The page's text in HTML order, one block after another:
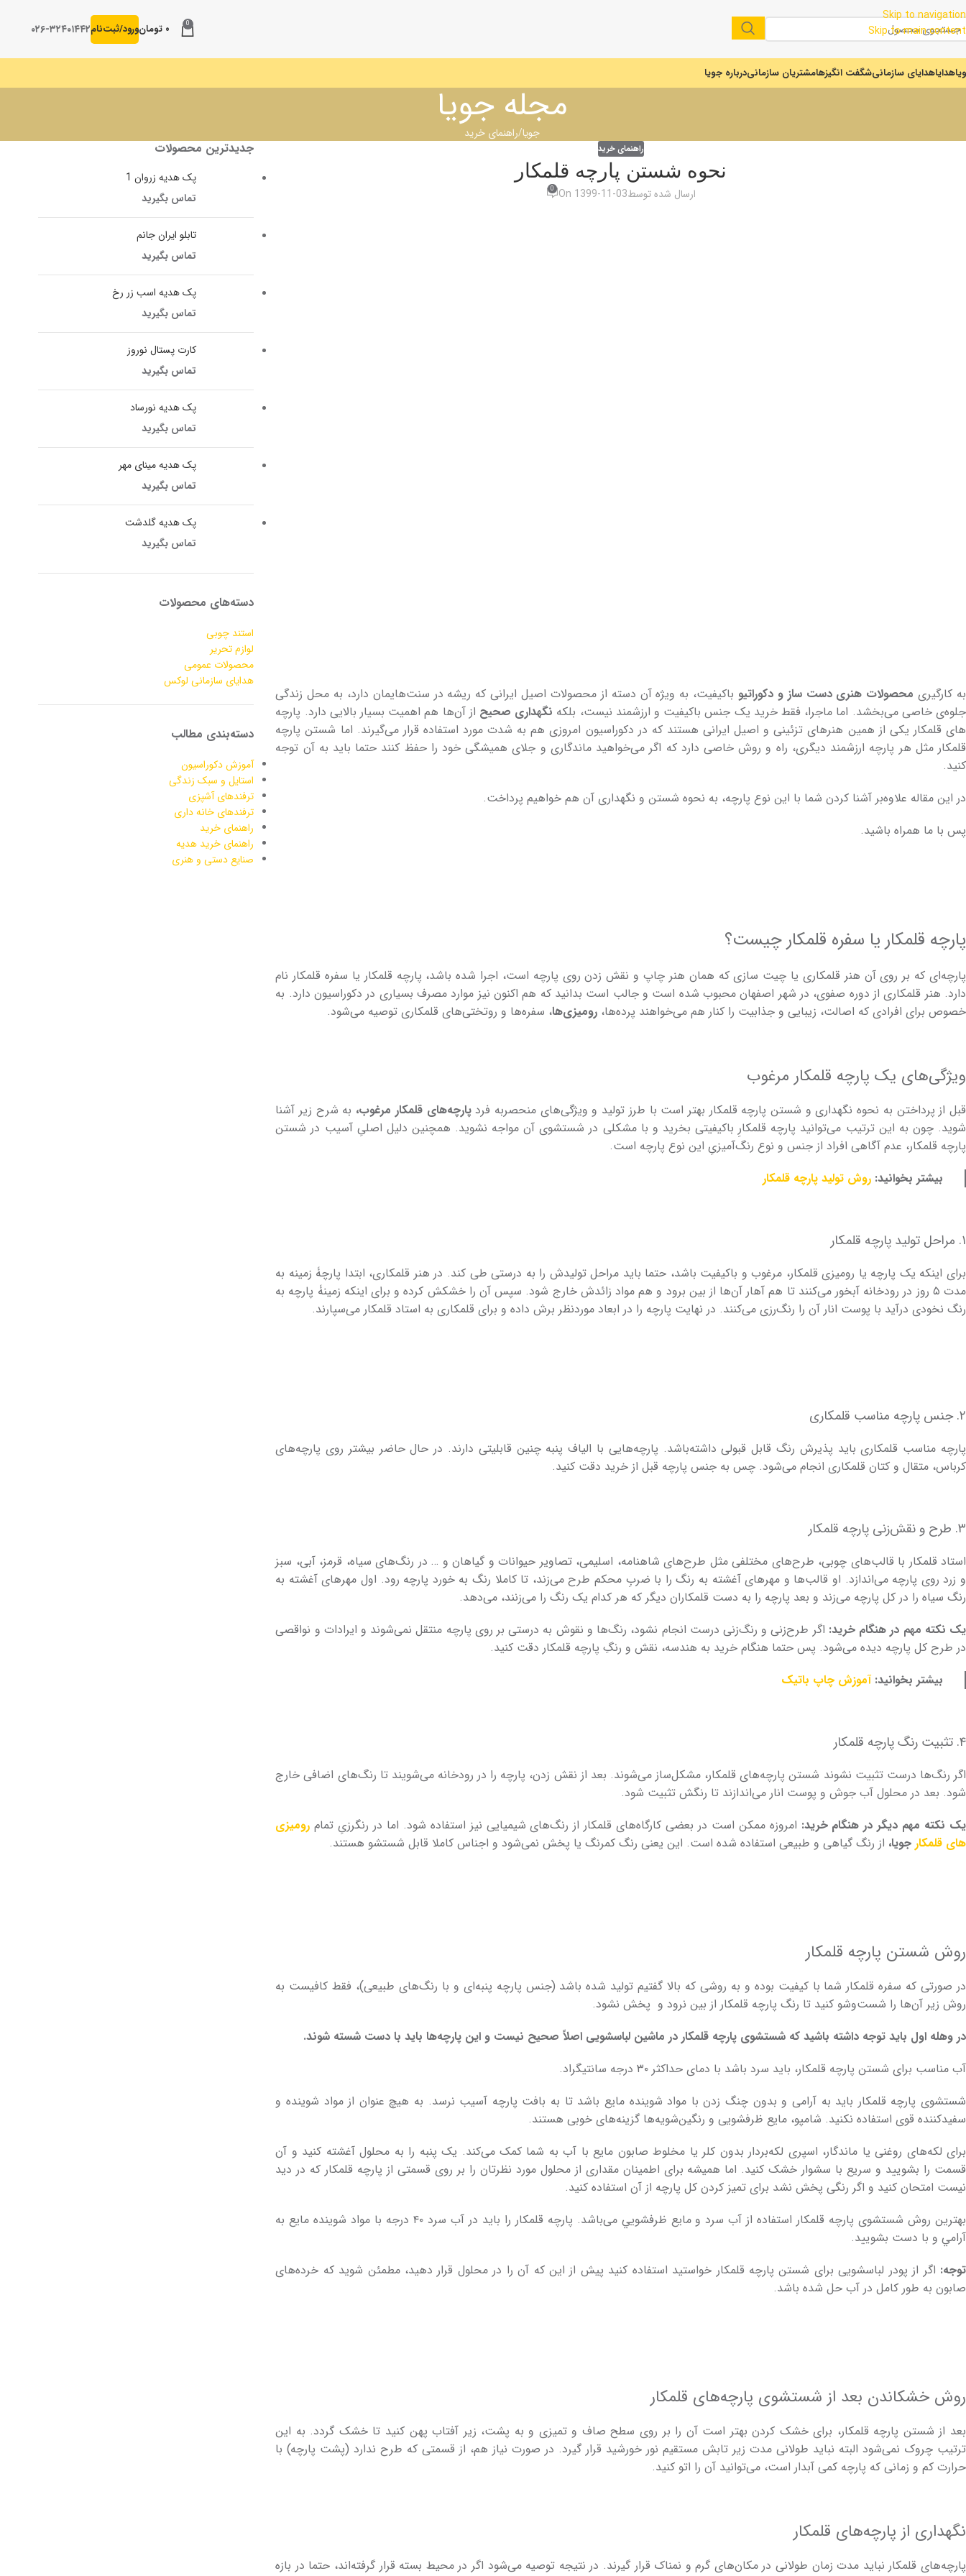
Skip to navigation
Skip to main content
0 ۰ تومانورود/ثبت‌نام۰۲۶-۳۲۴۰۱۴۴۲
هدایاهدایای سازمانیشگفت انگیزهامشتریان سازمانیدرباره جویا
مجله جویا
جویا راهنمای خرید
راهنمای خرید
نحوه شستن پارچه قلمکار
ارسال شده توسطOn 1399-11-03
0
به کارگیری محصولات هنری دست ساز و دکوراتیو باکیفیت، به ویژه آن دسته از محصولات اصیل ایرانی که ریشه در سنت‌هایمان دارد، به محل زندگی
جلو­ه‌­ی خاصی می‌­بخشد. اما ماجرا، فقط خرید یک جنس باکیفیت و ارزشمند نیست، بلکه نگهداری صحیح از آن­‌ها هم اهمیت بسیار بالایی دارد. پارچه­‌
های قلمکار یکی از همین هنرهای تزئینی و اصیل ایرانی هستند که در دکوراسیون امروزی هم به شدت مورد استفاده قرار می­‌گیرند. اما شستن پارچه­‌
قلمکار مثل هر پارچه ارزشمند دیگری، راه و روش خاصی دارد که اگر می‌­خواهید ماندگاری و جلای همیشگی خود را حفظ کنند حتما باید به آن توجه
کنید.
در این مقاله علاوه‌بر آشنا کردن شما با این نوع پارچه، به نحوه شستن و نگهداری آن هم خواهیم پرداخت.
پس با ما همراه باشید.
پارچه قلمکار یا سفره قلمکار چیست؟
پارچه‌­ای که بر روی آن هنر قلمکاری یا چیت سازی که همان هنر چاپ و نقش زدن روی پارچه است، اجرا شده باشد، پارچه قلمکار یا سفره قلمکار نام
دارد. هنر قلمکاری از دوره صفوی، در شهر اصفهان محبوب شده است و جالب است بدانید که هم اکنون نیز موارد مصرف بسیاری در دکوراسیون دارد. به
خصوص برای افرادی که اصالت، زیبایی و جذابیت را کنار هم می­‌خواهند پرده­‌ها، رومیزی­‌ها، سفره­‌ها و روتختی‌­های قلمکاری توصیه می‌­شود.
ویژگی‌های یک پارچه قلمکار مرغوب
قبل از پرداختن به نحوه نگهداری و شستن پارچه قلمکار بهتر است با طرز تولید و ویژگی­‌های منحصربه فردپارچه‌­های قلمکار مرغوب، به شرح زیر آشنا
شوید. چون به این ترتیب می­‌توانید پارچه قلمکارِ باکیفیتی بخرید و با مشکلی در شستشوی آن مواجه نشوید. همچنین دلیل اصلیِ آسیب در شستن
پارچه قلمکار، عدم آگاهی افراد از جنس و نوع رنگ‌­آمیزیِ این نوع پارچه است.
بیشتر بخوانید: روش تولید پارچه قلمکار
۱. مراحل تولید پارچه قلمکار
برای اینکه یک پارچه یا رومیزی قلمکار، مرغوب و باکیفیت باشد، حتما باید مراحل تولیدش را به درستی طی کند. در هنر قلمکاری، ابتدا پارچۀ زمینه به
مدت ۵ روز در رودخانه آبخور می­‌کنند تا هم آهار آن‌ها از بین برود و هم مواد زائدش خارج شود. سپس آن را خشکش کرده و برای اینکه زمینۀ پارچه به
رنگ نخودی درآید با پوست انار آن را رنگ‌رزی می­‌کنند. در نهایت پارچه را در ابعاد موردنظر برش داده و برای قلمکاری به استاد قلمکار می‌سپارند.
۲. جنس پارچه مناسب قلمکاری
پارچه مناسب قلمکاری باید پذیرش رنگ قابل قبولی داشته­‌باشد. پارچه‌­هایی با الیاف پنبه چنین قابلیتی دارند. در حال حاضر بیشتر روی پارچه­‌های
کرباس، متقال و کتان قلمکاری انجام می­‌شود. چس به جنس پارچه قبل از خرید دقت کنید.
۳. طرح و نقش‌­زنی پارچه قلمکار
استاد قلمکار با قالب‌­های چوبی، طرح‌­های مختلفی مثل طرح‌های شاهنامه، اسلیمی، تصاویر حیوانات و گیاهان و … در رنگ‌های سیاه، قرمز، آبی، سبز
و زرد روی پارچه می­‌اندازد. او قالب‌­ها و مهرهای آغشته به رنگ را با ضربِ محکم طرح می­‌زند، تا کاملا رنگ به خورد پارچه رود. اول مهرهای آغشته به
رنگ سیاه را در کل پارچه می­‌زند و بعد پارچه­ را به دست قلمکاران دیگر که هر کدام یک رنگ را می­‌زنند، می­‌دهد.
یک نکته مهم در هنگام خرید: اگر طرح­‌زنی و رنگ­‌زنی درست انجام نشود، رنگ­‌ها و نقوش به درستی بر روی پارچه منتقل نمی‌­شوند و ایرادات و نواقصی
در طرح کل پارچه دیده می‌­شود. پس حتما هنگام خرید به هندسه، نقش و رنگِ پارچه قلمکار دقت کنید.
بیشتر بخوانید:آموزش چاپ باتیک
۴. تثبیت رنگ پارچه قلمکار
اگر رنگ‌­ها درست تثبیت نشوند شستن پارچه‌­های قلمکار، مشکل‌­ساز می‌­شوند. بعد از نقش زدن، پارچه را در رودخانه می‌شویند تا رنگ‌های اضافی خارج
شود. بعد در محلول آب جوش و پوست انار می‌اندازند تا رنگش تثبیت شود.
یک نکته مهم دیگر در هنگام خرید: امروزه ممکن است در بعضی کارگاه­‌های قلمکار از رنگ­‌های شیمیایی نیز استفاده شود. اما در رنگرزیِ تمام رومیزی­‌
های قلمکار جویا، از رنگ گیاهی و طبیعی استفاده شده است. این یعنی رنگ کمرنگ یا پخش نمی‌­شود و اجناس کاملا قابل شستشو هستند.
روش شستن پارچه قلمکار
در صورتی که سفره قلمکار شما با کیفیت بوده و به روشی که بالا گفتیم تولید شده باشد (جنس پارچه پنبه‌ای و با رنگ‌های طبیعی)، فقط کافیست به
روش زیر آن­‌ها را شست‌وشو کنید تا رنگ پارچه قلمکار از بین نرود و پخش نشود.
در وهله اول باید توجه داشته باشید که شستشوی پارچه­ قلمکار در ماشین لباسشویی اصلاً صحیح نیست و این پارچه­‌ها باید با دست شسته شوند.
آب مناسب برای شستن پارچه قلمکار، باید سرد باشد با دمای حداکثر ۳۰ درجه سانتی­گراد.
شستشوی پارچه قلمکار باید به آرامی و بدون چنگ زدن با مواد شوینده مایع باشد تا به بافت پارچه آسیب نرسد. به هیچ عنوان از مواد شوینده و
سفیدکننده قوی استفاده نکنید. شامپو، مایع‌ ظرفشویی و رنگین‌­شویه‌­ها گزینه­‌های خوبی هستند.
برای لکه‌های روغنی یا ماندگار، اسپری لکه­‌بردار بدون کلر یا مخلوط صابون مایع با آب به شما کمک می­‌کند. یک پنبه را به محلول آغشته کنید و آن
قسمت را بشویید و سریع با سشوار خشک کنید. اما همیشه برای اطمینان مقداری از محلول مورد نظرتان را بر روی قسمتی از پارچه قلمکار که در دید
نیست امتحان کنید و اگر رنگی پخش نشد برای تمیز کردن کل پارچه از آن استفاده کنید.
بهترین روش شستشوی پارچه‌ قلمکار استفاده از آب سرد و مايع‌ ظرفشويي می‌باشد. پارچه قلمكار را بايد در آب سرد ۴۰ درجه با مواد شوینده مایع به
آرامي و با دست بشوييد.
توجه: اگر از پودر لباس­شویی برای شستن پارچه قلمکار خواستید استفاده کنید پیش از این که آن را در محلول قرار دهید، مطمئن شوید که خرده­‌های
صابون به طور کامل در آب حل شده باشد.
روش خشکاندن بعد از شستشوی پارچه­‌های قلمکار
بعد از شستن پارچه قلمکار، برای خشک کردن بهتر است آن را بر روی سطح صاف و تمیزی و به پشت، زیر آفتاب پهن کنید تا خشک گردد. به این
ترتیب چروک نمی‌­شود­ البته نباید طولانی مدت زیر تابش مستقیم نور خورشید قرار گیرد. در صورت نیاز هم، از قسمتی که طرح ندارد (پشت پارچه) با
حرارت کم و زمانی که پارچه کمی آبدار است، می­‌توانید آن را اتو کنید.
نگهداری از پارچه‌­های قلمکار
پارچه‌­های قلمکار نباید مدت زمان طولانی در مکان­‌های گرم و نمناک قرار گیرند. در نتیجه توصیه می­‌شود اگر در محیط بسته قرار گرفته­‌اند، حتما در بازه­‌
جدیدترین محصولات
پک هدیه زروان 1
تماس بگیرید
تابلو ایران جانم
تماس بگیرید
پک هدیه اسب زر رخ
تماس بگیرید
کارت پستال نوروز
تماس بگیرید
پک هدیه نورساد
تماس بگیرید
پک هدیه مینای مهر
تماس بگیرید
پک هدیه گلدشت
تماس بگیرید
دسته‌های محصولات
استند چوبی
لوازم تحریر
محصولات عمومی
هدایای سازمانی لوکس
دسته‌بندی مطالب
آموزش دکوراسیون
استایل و سبک زندگی
ترفندهای آشپزی
ترفندهای خانه داری
راهنمای خرید
راهنمای خرید هدیه
صنایع دستی و هنری